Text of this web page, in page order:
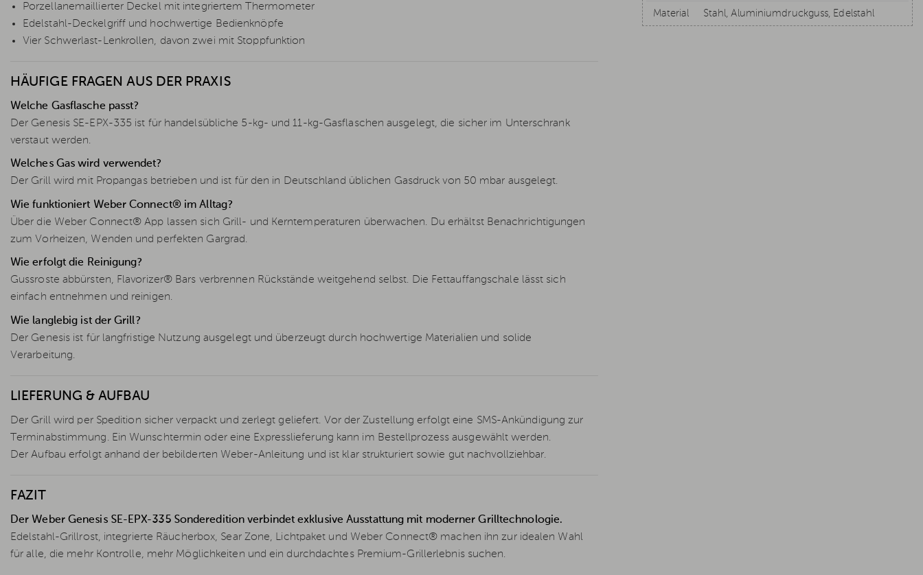
Porzellanemaillierter Deckel mit integriertem Thermometer
Edelstahl-Deckelgriff und hochwertige Bedienknöpfe
Vier Schwerlast-Lenkrollen, davon zwei mit Stoppfunktion
HÄUFIGE FRAGEN AUS DER PRAXIS
Welche Gasflasche passt?
Der Genesis SE-EPX-335 ist für handelsübliche 5-kg- und 11-kg-Gasflaschen ausgelegt, die sicher im Unterschrank
verstaut werden.
Welches Gas wird verwendet?
Der Grill wird mit Propangas betrieben und ist für den in Deutschland üblichen Gasdruck von 50 mbar ausgelegt.
Wie funktioniert Weber Connect® im Alltag?
Über die Weber Connect® App lassen sich Grill- und Kerntemperaturen überwachen. Du erhältst Benachrichtigungen
zum Vorheizen, Wenden und perfekten Gargrad.
Wie erfolgt die Reinigung?
Gussroste abbürsten, Flavorizer® Bars verbrennen Rückstände weitgehend selbst. Die Fettauffangschale lässt sich
einfach entnehmen und reinigen.
Wie langlebig ist der Grill?
Der Genesis ist für langfristige Nutzung ausgelegt und überzeugt durch hochwertige Materialien und solide
Verarbeitung.
LIEFERUNG & AUFBAU
Der Grill wird per Spedition sicher verpackt und zerlegt geliefert. Vor der Zustellung erfolgt eine SMS-Ankündigung zur
Terminabstimmung. Ein Wunschtermin oder eine Expresslieferung kann im Bestellprozess ausgewählt werden.
Der Aufbau erfolgt anhand der bebilderten Weber-Anleitung und ist klar strukturiert sowie gut nachvollziehbar.
FAZIT
Der Weber Genesis SE-EPX-335 Sonderedition verbindet exklusive Ausstattung mit moderner Grilltechnologie.
Edelstahl-Grillrost, integrierte Räucherbox, Sear Zone, Lichtpaket und Weber Connect® machen ihn zur idealen Wahl
für alle, die mehr Kontrolle, mehr Möglichkeiten und ein durchdachtes Premium-Grillerlebnis suchen.
Material Stahl, Aluminiumdruckguss, Edelstahl